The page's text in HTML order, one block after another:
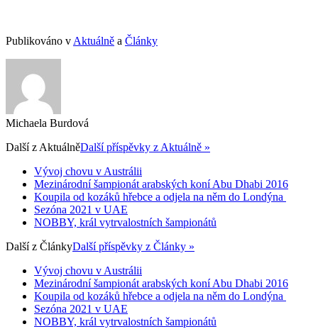
Publikováno v Aktuálně a Články
Michaela Burdová
Další z AktuálněDalší příspěvky z Aktuálně »
Vývoj chovu v Austrálii
Mezinárodní šampionát arabských koní Abu Dhabi 2016
Koupila od kozáků hřebce a odjela na něm do Londýna
Sezóna 2021 v UAE
NOBBY, král vytrvalostních šampionátů
Další z ČlánkyDalší příspěvky z Články »
Vývoj chovu v Austrálii
Mezinárodní šampionát arabských koní Abu Dhabi 2016
Koupila od kozáků hřebce a odjela na něm do Londýna
Sezóna 2021 v UAE
NOBBY, král vytrvalostních šampionátů